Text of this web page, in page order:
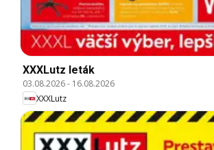
XXXLutz leták
03.08.2026- 16.08.2026
XXXLutz